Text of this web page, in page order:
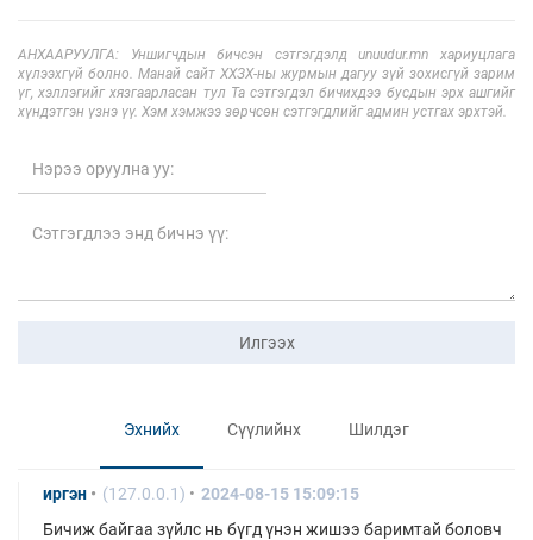
АНХААРУУЛГА: Уншигчдын бичсэн сэтгэгдэлд unuudur.mn хариуцлага
хүлээхгүй болно. Манай сайт ХХЗХ-ны журмын дагуу зүй зохисгүй зарим
үг, хэллэгийг хязгаарласан тул Та сэтгэгдэл бичихдээ бусдын эрх ашгийг
хүндэтгэн үзнэ үү. Хэм хэмжээ зөрчсөн сэтгэгдлийг админ устгах эрхтэй.
Илгээх
Эхнийх Сүүлийнх Шилдэг
иргэн (127.0.0.1)
2024-08-15 15:09:15
Бичиж байгаа зүйлс нь бүгд үнэн жишээ баримтай боловч